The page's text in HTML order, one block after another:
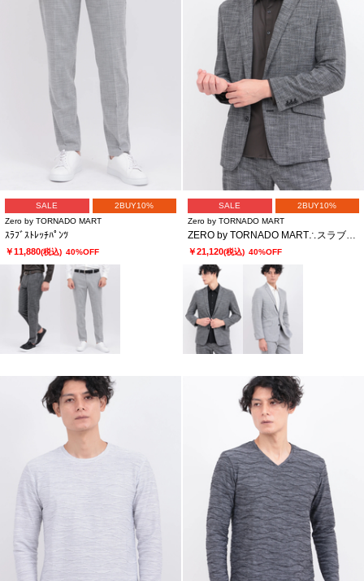
SALE
2BUY10%
Zero by TORNADO MART
ｽﾗﾌﾞｽﾄﾚｯﾁﾊﾟﾝﾂ
￥11,880(税込) 40%OFF
SALE
2BUY10%
Zero by TORNADO MART
￥21,120(税込) 40%OFF